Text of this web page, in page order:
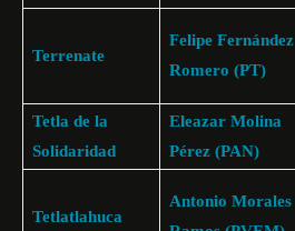
Terrenate
Felipe Fernández
Romero (PT)
Tetla de la
Solidaridad
Eleazar Molina
Pérez (PAN)
Tetlatlahuca
Antonio Morales